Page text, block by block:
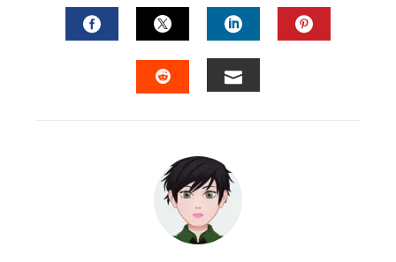
FACEBOOKTWITTERLINKEDIN